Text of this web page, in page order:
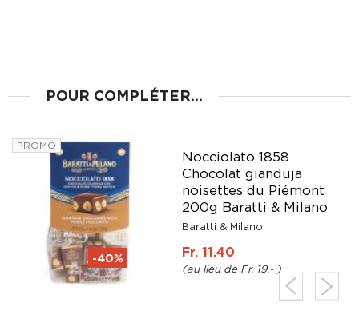
POUR COMPLÉTER...
PROMO
Nocciolato 1858
Chocolat gianduja
noisettes du Piémont
200g Baratti & Milano
Baratti & Milano
Fr. 11.40
Fr. 19.-
-40%